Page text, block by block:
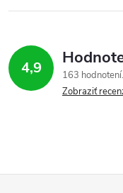
4,9
163 hodnotení
Zobraziť